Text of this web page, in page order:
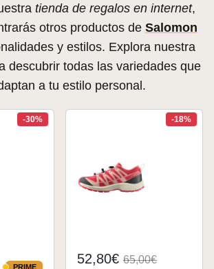
tienda de regalos en internet,
otros productos de Salomon
y estilos. Explora nuestra
descubrir todas las variedades que
a tu estilo personal.
-30%
PRIME
-18%
52,80€ 65,00€